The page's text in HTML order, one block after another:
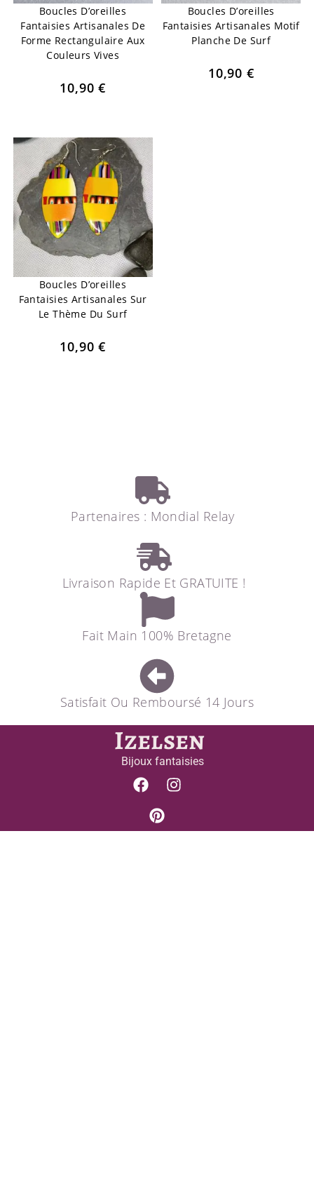
Boucles D’oreilles
Fantaisies Artisanales De
Forme Rectangulaire Aux
Couleurs Vives
10,90€
Boucles D’oreilles
Fantaisies Artisanales Motif
Planche De Surf
10,90 €
Boucles D’oreilles
Fantaisies Artisanales Sur
Le Thème Du Surf
10,90€
Partenaires : Mondial Relay
Livraison Rapide Et GRATUITE !
Fait Main 100% Bretagne
Satisfait Ou Remboursé 14 Jours
Izelsen
Bijoux fantaisies